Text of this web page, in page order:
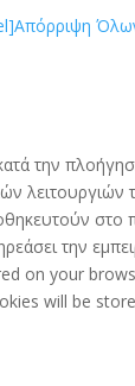
την
στο
την
on your
will be